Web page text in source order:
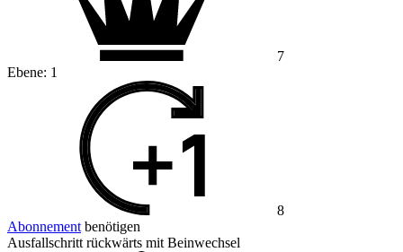
7
Ebene: 1
8
Abonnement benötigen
Ausfallschritt rückwärts mit Beinwechsel